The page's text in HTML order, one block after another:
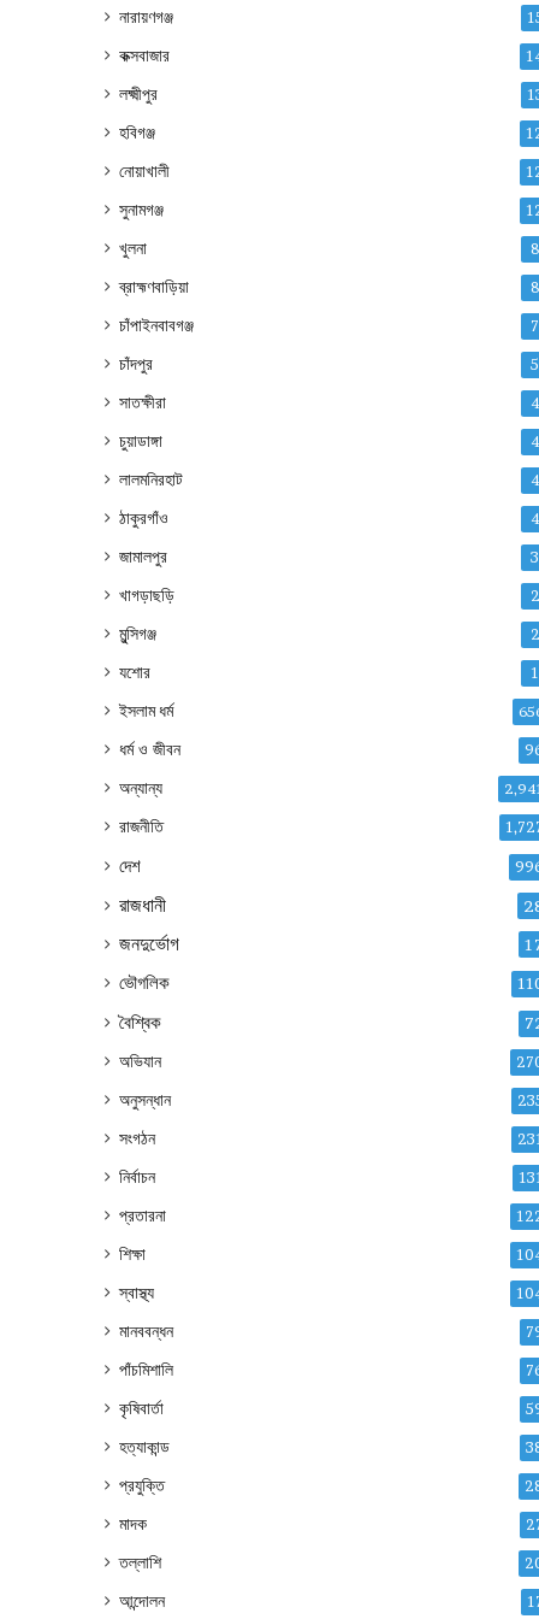
নারায়ণগঞ্জ
কক্সবাজার
লক্ষ্মীপুর
হবিগঞ্জ
নোয়াখালী
সুনামগঞ্জ
খুলনা 8
ব্রাহ্মণবাড়িয়া 8
চাঁপাইনবাবগঞ্জ 7
চাঁদপুর 5
সাতক্ষীরা 4
চুয়াডাঙ্গা 4
লালমনিরহাট 4
ঠাকুরগাঁও 4
জামালপুর 3
খাগড়াছড়ি 2
মুন্সিগঞ্জ 2
যশোর 1
ইসলাম ধর্ম
ধর্ম ও জীবন
অন্যান্য
রাজনীতি
দেশ
রাজধানী
জনদুর্ভোগ
ভৌগলিক
বৈশ্বিক
অভিযান
অনুসন্ধান
সংগঠন
নির্বাচন
প্রতারনা
শিক্ষা
স্বাস্থ্য
মানববন্ধন
পাঁচমিশালি
কৃষিবার্তা
হত্যাকান্ড
প্রযুক্তি
মাদক
তল্লাশি
আন্দোলন